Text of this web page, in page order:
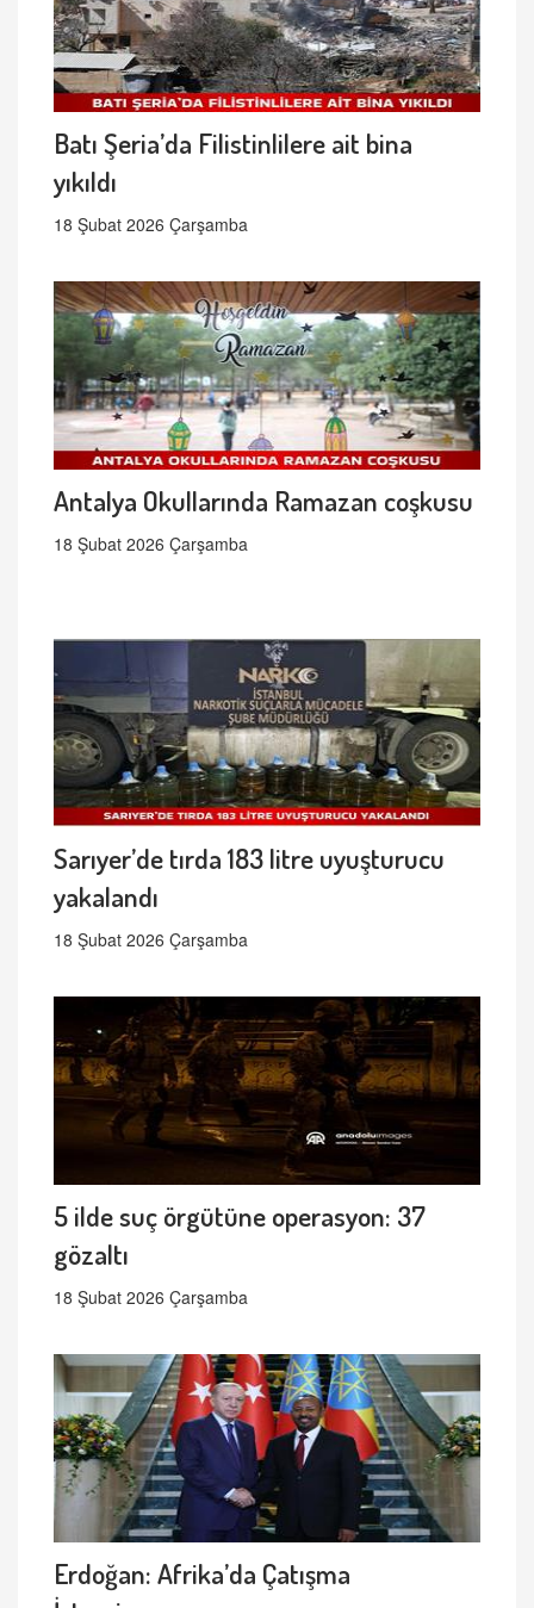
Batı Şeria’da Filistinlilere ait bina
yıkıldı
18 Şubat 2026 Çarşamba
Antalya Okullarında Ramazan coşkusu
18 Şubat 2026 Çarşamba
Sarıyer’de tırda 183 litre uyuşturucu
yakalandı
18 Şubat 2026 Çarşamba
5 ilde suç örgütüne operasyon: 37
gözaltı
18 Şubat 2026 Çarşamba
Erdoğan: Afrika’da Çatışma